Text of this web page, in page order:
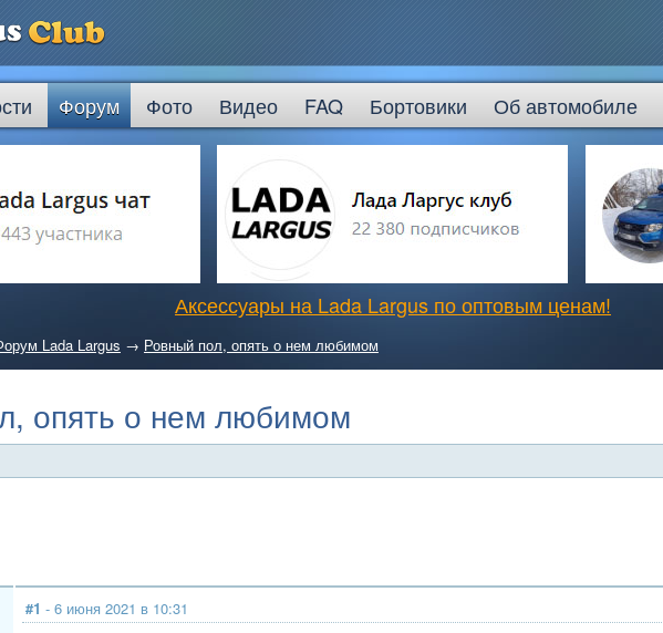
Форум Фото Видео FAQ Бортовики Об автомобиле
Аксессуары на Lada Largus по оптовым ценам!
Lada Largus → Ровный пол, опять о нем любимом
опять о нем любимом
#1 - 6 июня 2021 в 10:31